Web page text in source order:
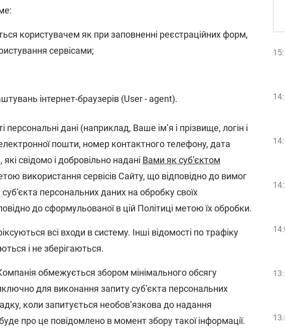
користувачем як при заповненні реєстраційних форм,
сервісами;
інтернет-браузерів (User - agent).
персональні дані (наприклад, Ваше ім’я і прізвище, логін і
пошти, номер контактного телефону, дата
свідомо і добровільно надані Вами як суб’єктом
використання сервісів Сайту, що відповідно до вимог
персональних даних на обробку своїх
до сформульованої в цій Політиці метою їх обробки.
всі входи в систему. Інші відомості по трафіку
і не зберігаються.
обмежується збором мінімального обсягу
для виконання запиту суб’єкта персональних
коли запитується необов’язкова до надання
про це повідомлено в момент збору такої інформації.